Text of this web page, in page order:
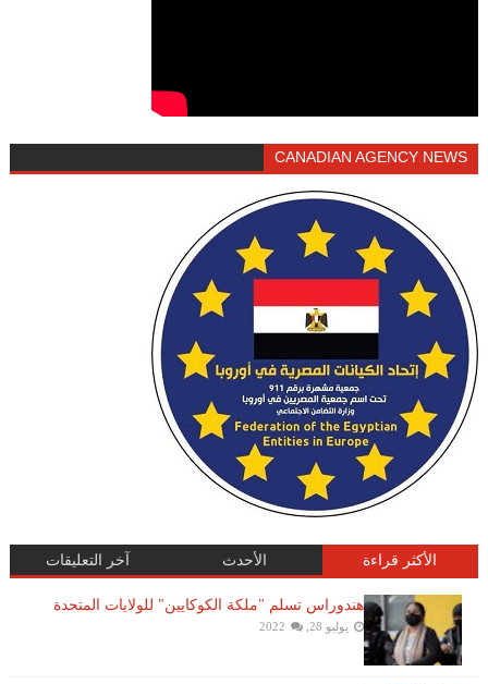
CANADIAN AGENCY NEWS
الأكثر قراءة الأحدث آخر التعليقات
هندوراس تسلم "ملكة الكوكايين" للولايات المتحدة
يوليو 28, 2022